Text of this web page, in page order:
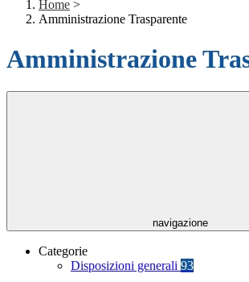
Home >
Amministrazione Trasparente
Amministrazione
navigazione
Categorie
Disposizioni generali 93